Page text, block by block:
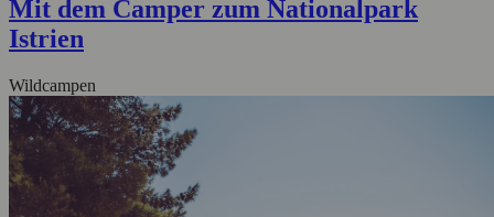
Mit dem Camper zum Nationalpark
Istrien
Wildcampen